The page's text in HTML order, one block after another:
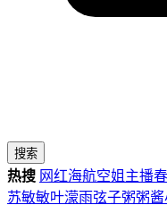
搜索
热搜 网红海航空姐 主播
苏敏敏叶濛雨弦子粥粥酱